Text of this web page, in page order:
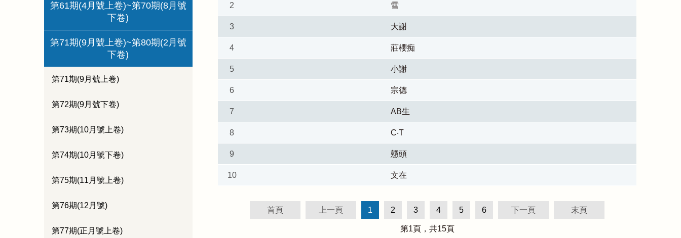
第61期(4月號上卷)~第70期(8月號
下卷)
第71期(9月號上卷)~第80期(2月號
下卷)
第71期(9月號上卷)
第72期(9月號下卷)
第73期(10月號上卷)
第74期(10月號下卷)
第75期(11月號上卷)
第76期(12月號)
第77期(正月號上卷)
2 雪
3 大謝
4 莊櫻痴
5 小謝
6 宗德
7 AB生
8 C‧T
9 戇頭
10 文在
首頁 上一頁 1 2 3 4 5 6 下一頁 末頁
第1頁，共15頁